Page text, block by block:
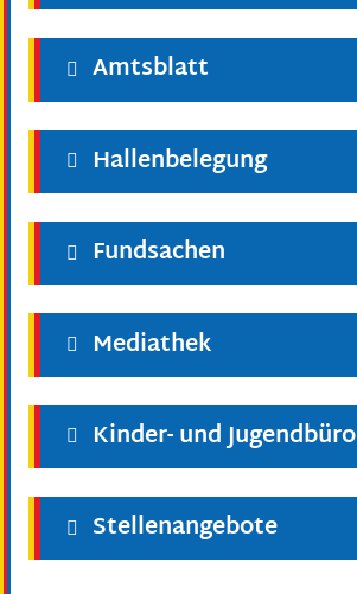
Amtsblatt
Hallenbelegung
Fundsachen
Mediathek
Kinder- und Jugendbüro
Stellenangebote